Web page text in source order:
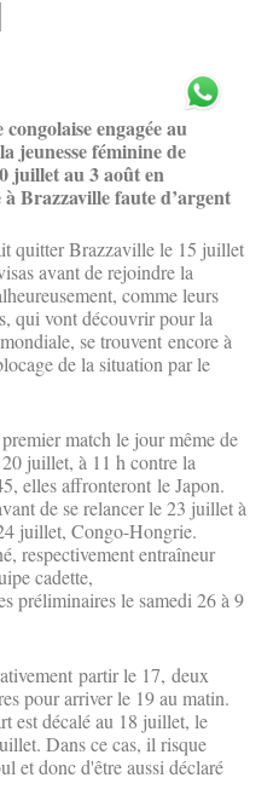
engagée au
jeunesse féminine de
juillet au 3 août en
Brazzaville faute d’argent
quitter Brazzaville le 15 juillet
avant de rejoindre la
comme leurs
qui vont découvrir pour la
se trouvent encore à
de la situation par le
match le jour même de
juillet, à 11 h contre la
elles affronteront le Japon.
de se relancer le 23 juillet à
juillet, Congo-Hongrie.
respectivement entraîneur
cadette,
préliminaires le samedi 26 à 9
partir le 17, deux
pour arriver le 19 au matin.
est décalé au 18 juillet, le
Dans ce cas, il risque
et donc d'être aussi déclaré